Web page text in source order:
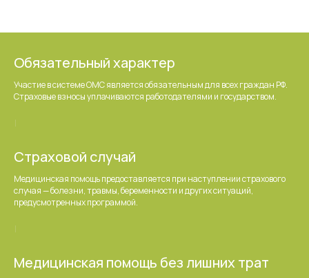
Обязательный характер
Участие в системе ОМС является обязательным для всех граждан РФ.
Страховые взносы уплачиваются работодателями и государством.
Страховой случай
Медицинская помощь предоставляется при наступлении страхового
случая — болезни, травмы, беременности и других ситуаций,
предусмотренных программой.
Медицинская помощь без лишних трат